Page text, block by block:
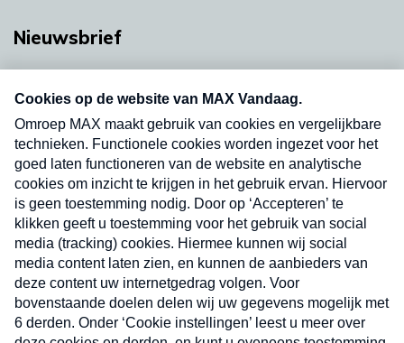
Nieuwsbrief
nieuwsbrief. Elke vrijdag- en dinsdagochtend in
uw mailbox.
Verzend
Nieuwsbrief